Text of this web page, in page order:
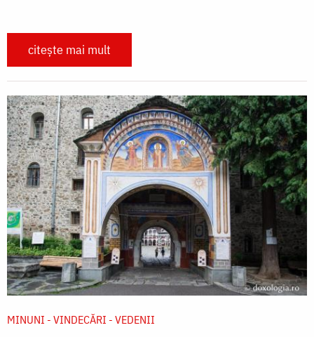
citește mai mult
MINUNI - VINDECĂRI - VEDENII